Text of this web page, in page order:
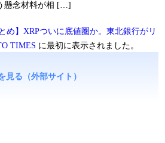
懸念材料が相 […]
め】XRPついに底値圏か。東北銀行がリ
TIMES に最初に表示されました。
見る（外部サイト）